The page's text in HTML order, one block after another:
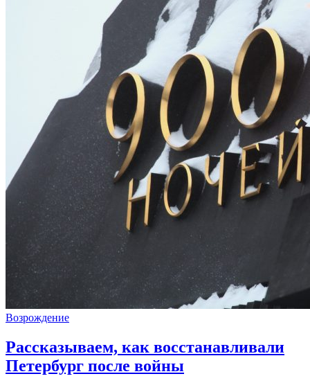
Возрождение
Рассказываем, как восстанавливали
Петербург после войны